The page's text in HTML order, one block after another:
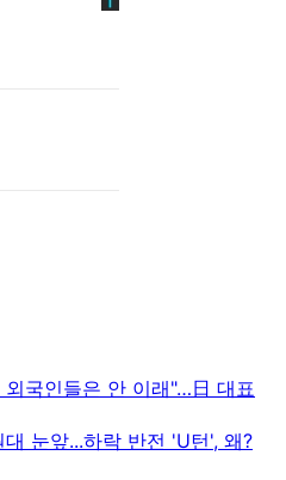
국인들은 안 이래"…日 대표
대 눈앞...하락 반전 'U턴', 왜?